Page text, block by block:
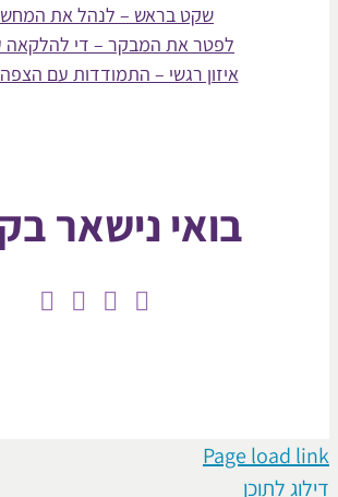
שקט בראש – לנהל את המחשבות
לפטר את המבקר – די להלקאה עצמית
איזון רגשי – התמודדות עם הצפה רגשית
בואי נישאר בקשר
Page